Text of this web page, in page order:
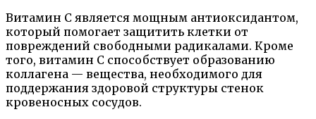
Витамин С является мощным антиоксидантом,
который помогает защитить клетки от
повреждений свободными радикалами. Кроме
того, витамин С способствует образованию
коллагена — вещества, необходимого для
поддержания здоровой структуры стенок
кровеносных сосудов.